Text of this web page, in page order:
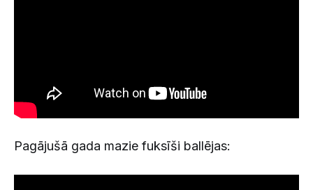
Pagājušā gada mazie fuksīši ballējas: